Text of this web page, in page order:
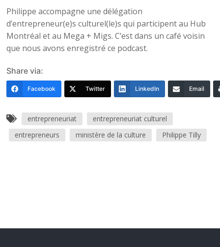
Philippe accompagne une délégation
d’entrepreneur(e)s culturel(le)s qui participent au Hub
Montréal et au Mega + Migs. C’est dans un café voisin
que nous avons enregistré ce podcast.
Share via:
Facebook Twitter LinkedIn Email
entrepreneuriat
entrepreneuriat culturel
entrepreneurs
ministère de la culture Philippe Tilly